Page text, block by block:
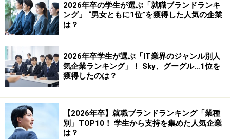
2026年卒の学生が選ぶ「就職ブランドランキ
ング」 “男女ともに1位”を獲得した人気の企業
は？
2026年卒学生が選ぶ「IT業界のジャンル別人
気企業ランキング」！ Sky、グーグル…1位を
獲得したのは？
【2026年卒】就職ブランドランキング「業種
別」TOP10！ 学生から支持を集めた人気企業
は？